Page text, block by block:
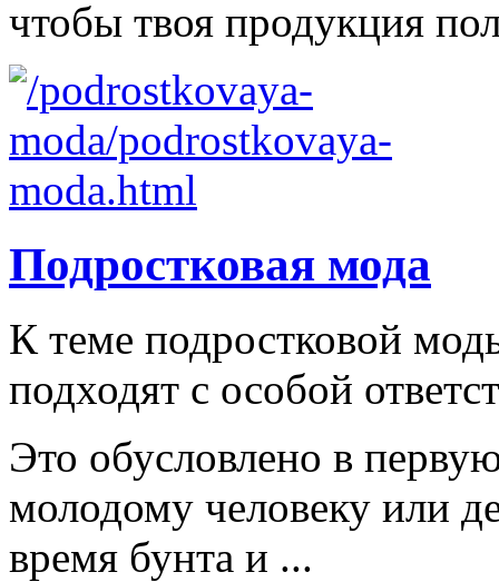
чтобы твоя продукция
Подростковая мода
К теме подростковой
подходят с особой
Это обусловлено в
молодому человеку или
время бунта и ...